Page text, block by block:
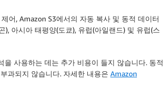
어, Amazon S3에서의 자동 복사 및 동적 데이터
아시아 태평양(도쿄), 유럽(아일랜드) 및 유럽(스
사용하는 데는 추가 비용이 들지 않습니다. 동적
과되지 않습니다. 자세한 내용은 Amazon